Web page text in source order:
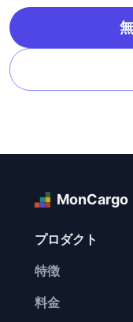
MonCargo
プロダクト
特徴
料金